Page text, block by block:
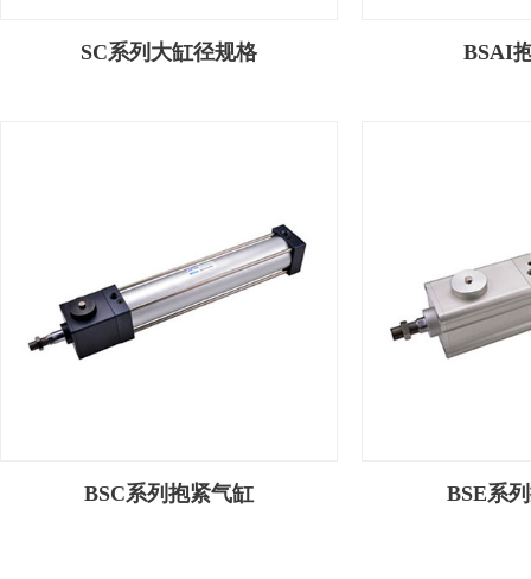
SC系列大缸径规格 BSAI
BSC系列抱紧气缸 BSE系